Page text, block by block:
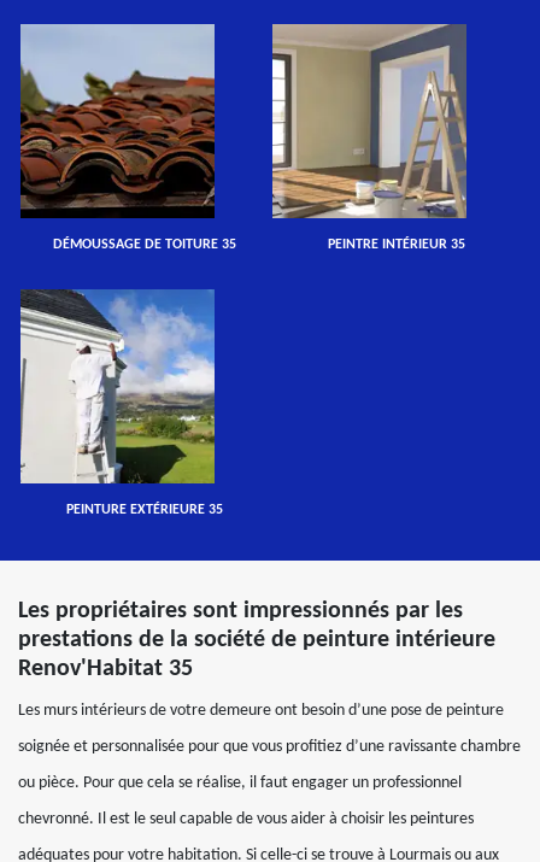
DÉMOUSSAGE DE TOITURE 35 PEINTRE INTÉRIEUR 35
PEINTURE EXTÉRIEURE 35
Les propriétaires sont impressionnés par les
prestations de la société de peinture intérieure
Renov'Habitat 35
Les murs intérieurs de votre demeure ont besoin d’une pose de peinture
soignée et personnalisée pour que vous profitiez d’une ravissante chambre
ou pièce. Pour que cela se réalise, il faut engager un professionnel
chevronné. Il est le seul capable de vous aider à choisir les peintures
adéquates pour votre habitation. Si celle-ci se trouve à Lourmais ou aux